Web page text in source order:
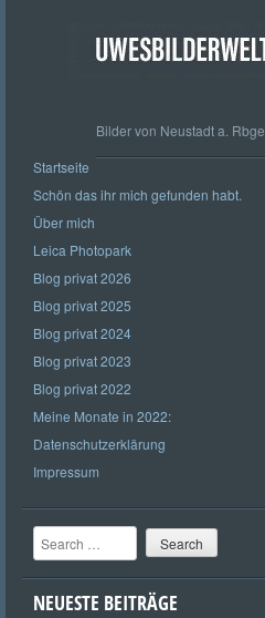
Bilder von Neustadt a. Rbge.
Startseite
Schön das ihr mich gefunden habt.
Über mich
Leica Photopark
Blog privat 2026
Blog privat 2025
Blog privat 2024
Blog privat 2023
Blog privat 2022
Meine Monate in 2022:
Datenschutzerklärung
Impressum
Search
NEUESTE BEITRÄGE